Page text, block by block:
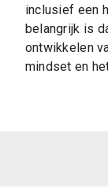
inclusief een
belangrijk is
ontwikkelen
mindset en